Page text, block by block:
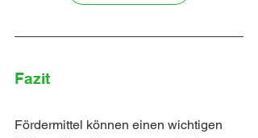
Fazit
Fördermittel können einen wichtigen